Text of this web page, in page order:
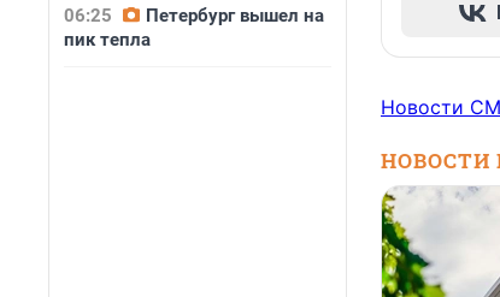
06:25
Петербург вышел на
пик тепла
Новости